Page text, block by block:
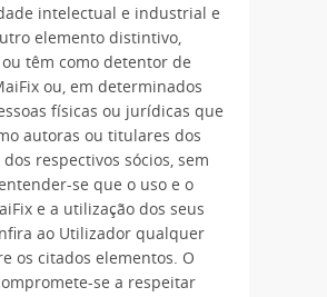
intelectual e industrial e
elemento distintivo,
têm como detentor de
ou, em determinados
físicas ou jurídicas que
autoras ou titulares dos
respectivos sócios, sem
se que o uso e o
e a utilização dos seus
ao Utilizador qualquer
os citados elementos. O
se a respeitar